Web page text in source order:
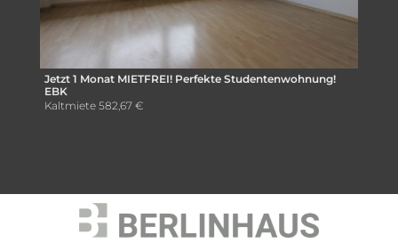
Jetzt 1 Monat MIETFREI! Perfekte Studentenwohnung!
EBK
Kaltmiete 582,67 €